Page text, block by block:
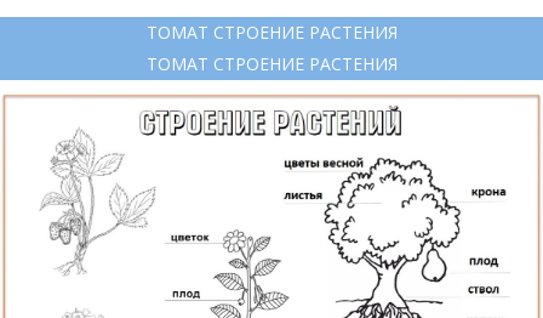
ТОМАТ СТРОЕНИЕ РАСТЕНИЯ
ТОМАТ СТРОЕНИЕ РАСТЕНИЯ